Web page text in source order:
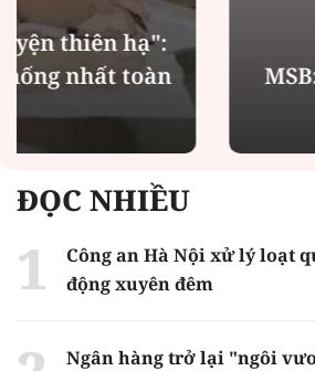
MSB: Lợi nhuận quý
ĐỌC NHIỀU
Công an Hà Nội xử lý loạt
động xuyên đêm
Ngân hàng trở lại "ngôi